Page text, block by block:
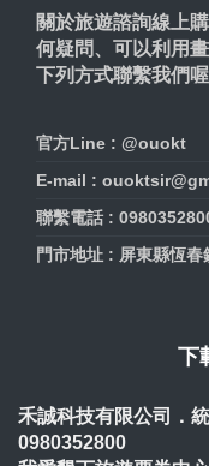
關於旅遊諮詢線上
何疑問、可以利用
下列方式聯繫我們喔
官方Line : @ouokt
E-mail :
聯繫電話 :
門市地址 : 屏東縣恆春
下
禾誠科技有限公司．
0980352800